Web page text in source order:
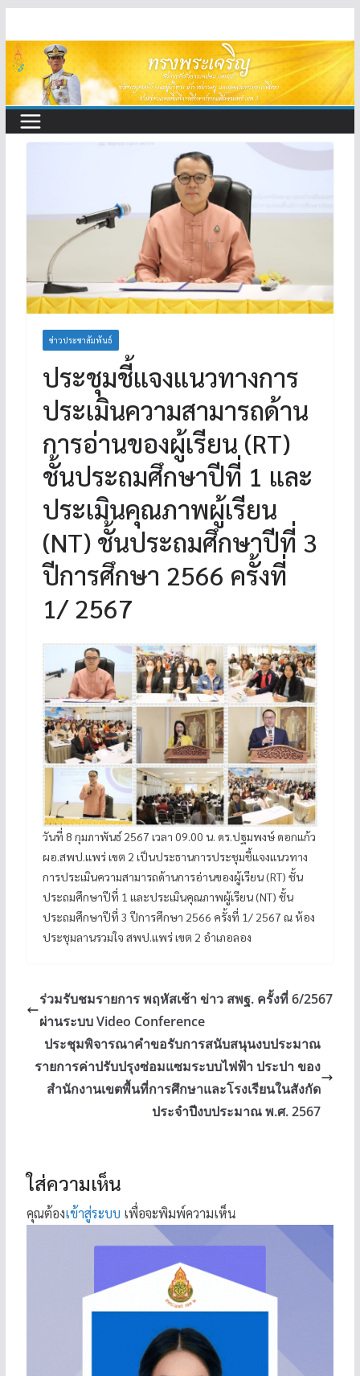
to
content
ข่าวประชาสัมพันธ์
ประชุมชี้แจงแนวทางการ
ประเมินความสามารถด้าน
การอ่านของผู้เรียน (RT)
ชั้นประถมศึกษาปีที่ 1 และ
ประเมินคุณภาพผู้เรียน
(NT) ชั้นประถมศึกษาปีที่ 3
ปีการศึกษา 2566 ครั้งที่
1/ 2567
วันที่ 8 กุมภาพันธ์ 2567 เวลา 09.00 น. ดร.ปฐมพงษ์ ดอกแก้ว
ผอ.สพป.แพร่ เขต 2 เป็นประธานการประชุมชี้แจงแนวทาง
การประเมินความสามารถด้านการอ่านของผู้เรียน (RT) ชั้น
ประถมศึกษาปีที่ 1 และประเมินคุณภาพผู้เรียน (NT) ชั้น
ประถมศึกษาปีที่ 3 ปีการศึกษา 2566 ครั้งที่ 1/ 2567 ณ ห้อง
ประชุมลานรวมใจ สพป.แพร่ เขต 2 อำเภอลอง
ร่วมรับชมรายการ พฤหัสเช้า ข่าว สพฐ. ครั้งที่ 6/2567
ผ่านระบบ Video Conference
ประชุมพิจารณาคำขอรับการสนับสนุนงบประมาณ
รายการค่าปรับปรุงซ่อมแซมระบบไฟฟ้า ประปา ของ
สำนักงานเขตพื้นที่การศึกษาและโรงเรียนในสังกัด
ประจำปีงบประมาณ พ.ศ. 2567
ใส่ความเห็น
คุณต้องเข้าสู่ระบบ เพื่อจะพิมพ์ความเห็น